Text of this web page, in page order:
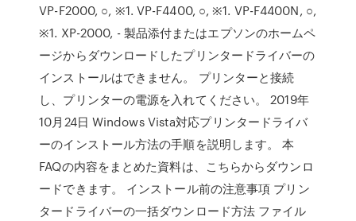
VP-F2000, ○, ※1. VP-F4400, ○, ※1. VP-F4400N, ○,
※1. XP-2000, - 製品添付またはエプソンのホームペ
ージからダウンロードしたプリンタードライバーの
インストールはできません。 プリンターと接続
し、プリンターの電源を入れてください。 2019年
10月24日 Windows Vista対応プリンタードライバ
ーのインストール方法の手順を説明します。 本
FAQの内容をまとめた資料は、こちらからダウンロ
ードできます。 インストール前の注意事項 プリン
タードライバーの一括ダウンロード方法 ファイル